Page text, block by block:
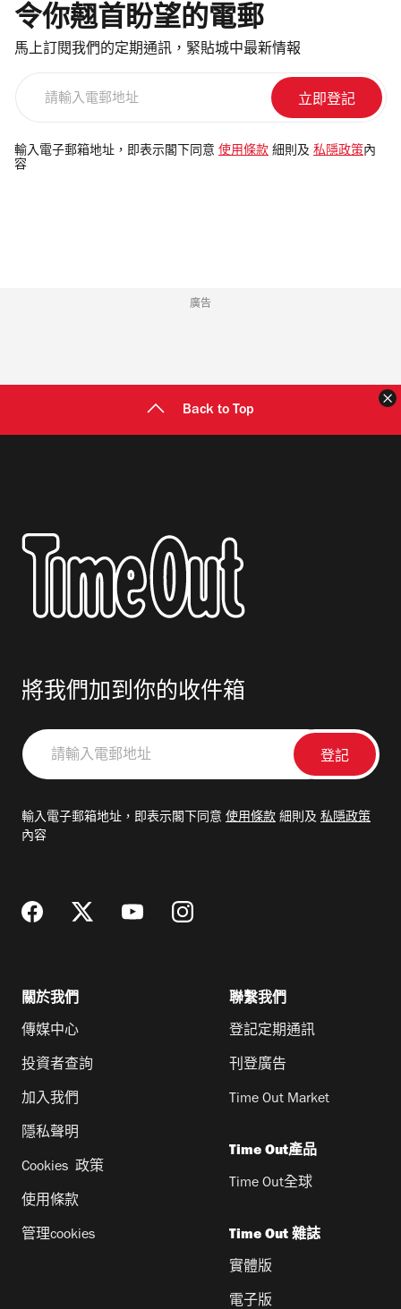
令你翹首盼望的電郵
馬上訂閱我們的定期通訊，緊貼城中最新情報
電
郵
輸入電子郵箱地址，即表示閣下同意 使用條款 細則及 私隱政策 內
容
廣告
Back to Top
將我們加到你的收件箱
請
輸
郵
輸入電子郵箱地址，即表示閣下同意 使用條款 細則及 私隱政策
內容
關於我們
傳媒中心
投資者查詢
加入我們
隱私聲明
Cookies 政策
使用條款
管理cookies
聯繫我們
登記定期通訊
刊登廣告
Time Out Market
Time Out產品
Time Out全球
Time Out 雜誌
實體版
電子版